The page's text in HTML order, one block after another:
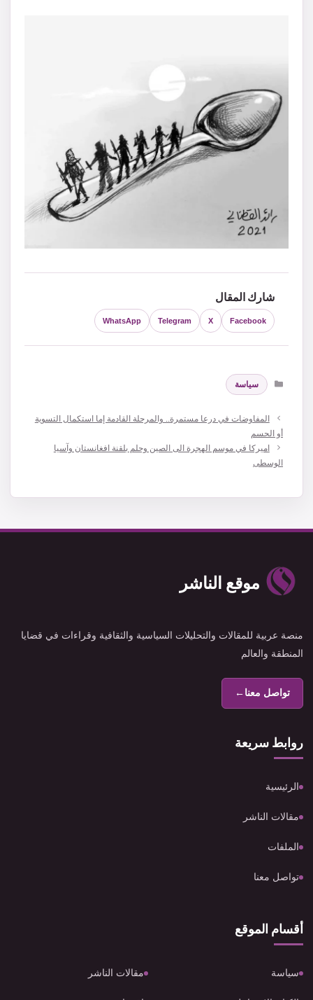
شارك المقال
Facebook
X
Telegram
WhatsApp
التصنيفات
سياسة
المفاوضات في درعا مستمرة.. والمرحلة القادمة إما استكمال التسوية
أو الحسم
اميركا في موسم الهجرة الى الصين وحلم بلقنة افغانستان وآسيا
الوسطى
موقع الناشر
منصة عربية للمقالات والتحليلات السياسية والثقافية وقراءات في قضايا
المنطقة والعالم
تواصل معنا←
روابط سريعة
الرئيسية
مقالات الناشر
الملفات
تواصل معنا
أقسام الموقع
سياسة مقالات الناشر